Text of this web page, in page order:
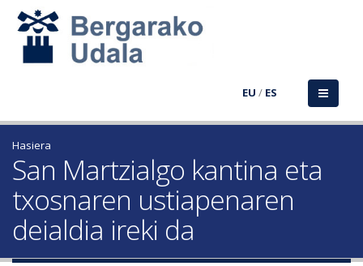
EU / ES
Hasiera
San Martzialgo kantina eta
txosnaren ustiapenaren
deialdia ireki da